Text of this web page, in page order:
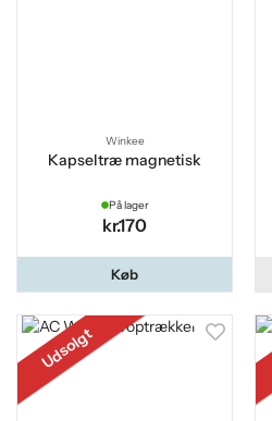
Winkee
Kapseltræ magnetisk
På lager
kr.170
Køb
Udsolgt